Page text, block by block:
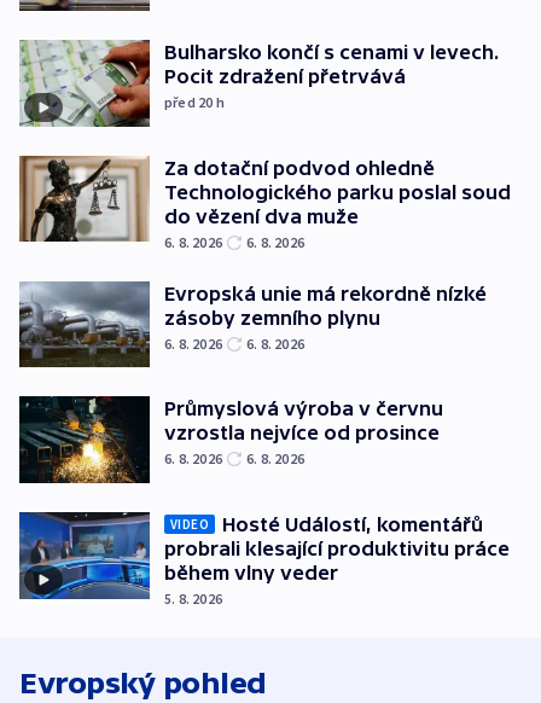
Bulharsko končí s cenami v levech.
Pocit zdražení přetrvává
před 20 h
Za dotační podvod ohledně
Technologického parku poslal soud
do vězení dva muže
6. 8. 2026 6. 8. 2026
Evropská unie má rekordně nízké
zásoby zemního plynu
6. 8. 2026 6. 8. 2026
Průmyslová výroba v červnu
vzrostla nejvíce od prosince
6. 8. 2026 6. 8. 2026
VIDEO
Hosté Událostí, komentářů
probrali klesající produktivitu práce
během vlny veder
5. 8. 2026
Evropský pohled